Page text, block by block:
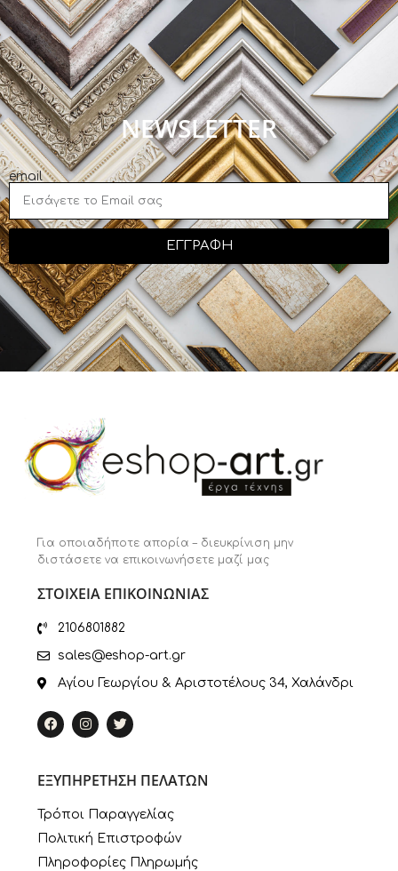
NEWSLETTER
email
ΕΓΓΡΑΦΗ
Για οποιαδήποτε απορία – διευκρίνιση μην
διστάσετε να επικοινωνήσετε μαζί μας
ΣΤΟΙΧΕΙΑ ΕΠΙΚΟΙΝΩΝΙΑΣ
2106801882
sales@eshop-art.gr
Αγίου Γεωργίου & Αριστοτέλους 34, Χαλάνδρι
ΕΞΥΠΗΡΕΤΗΣΗ ΠΕΛΑΤΩΝ
Τρόποι Παραγγελίας
Πολιτική Επιστροφών
Πληροφορίες Πληρωμής